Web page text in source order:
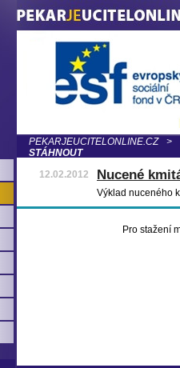
PEKARJEUCITELONLINE.CZ
>
STÁHNOUT
12.02.2012
Nucené
Výklad nuceného
Pro stažení